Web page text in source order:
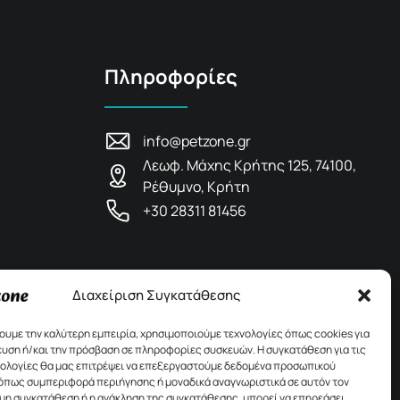
Διαχείριση Συγκατάθεσης
την καλύτερη εμπειρία, χρησιμοποιούμε τεχνολογίες όπως cookies για
ή/και την πρόσβαση σε πληροφορίες συσκευών. Η συγκατάθεση για τις
θα μας επιτρέψει να επεξεργαστούμε δεδομένα προσωπικού
συμπεριφορά περιήγησης ή μοναδικά αναγνωριστικά σε αυτόν τον
Πληροφορίες
info@petzone.gr
Λεωφ. Μάχης Κρήτης 125, 74100,
Ρέθυμνο, Κρήτη
+30 28311 81456